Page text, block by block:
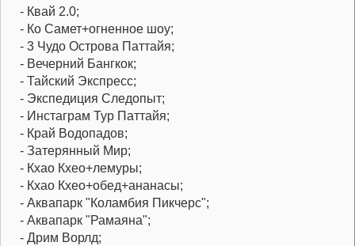
- Квай 2.0;
- Ко Самет+огненное шоу;
- 3 Чудо Острова Паттайя;
- Вечерний Бангкок;
- Тайский Экспресс;
- Экспедиция Следопыт;
- Инстаграм Тур Паттайя;
- Край Водопадов;
- Затерянный Мир;
- Кхао Кхео+лемуры;
- Кхао Кхео+обед+ананасы;
- Аквапарк "Коламбия Пикчерс";
- Аквапарк "Рамаяна";
- Дрим Ворлд;